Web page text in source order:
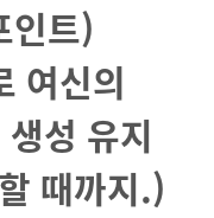
인트)
여신의
성 유지
때까지.)